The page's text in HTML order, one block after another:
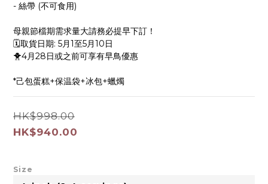
- 絲帶 (不可食用)
母親節檔期需求量大請務必提早下訂！
🗓️取貨日期: 5月1至5月10日
🐥4月28日或之前可享有早鳥優惠
*己包蛋糕+保温袋+冰包+蠟燭
HK$998.00
HK$940.00
Size